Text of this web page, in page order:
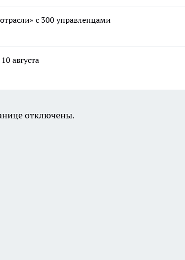
с 300 управленцами
августа
отключены.